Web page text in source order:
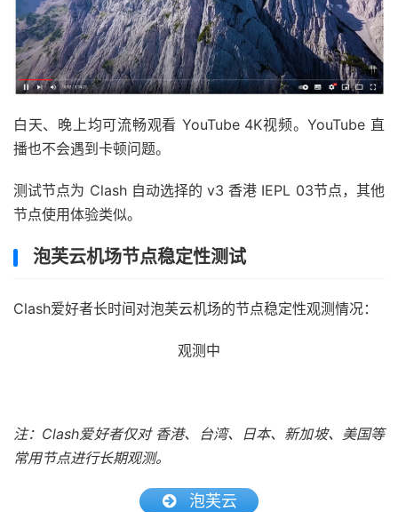
白天、晚上均可流畅观看 YouTube 4K视频。YouTube 直
播也不会遇到卡顿问题。
测试节点为 Clash 自动选择的 v3 香港 IEPL 03节点，其他
节点使用体验类似。
泡芙云机场节点稳定性测试
Clash爱好者长时间对泡芙云机场的节点稳定性观测情况：
观测中
注：Clash爱好者仅对 香港、台湾、日本、新加坡、美国等
常用节点进行长期观测。
泡芙云